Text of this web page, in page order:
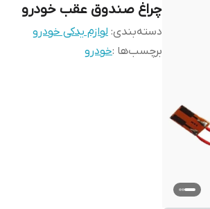
چراغ صندوق عقب خودرو
دسته‌بندی: لوازم یدکی خودرو
برچسب‌ها :خودرو